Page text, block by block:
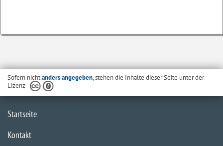
Sofern nichtanders angegeben, stehen die Inhalte dieser Seite unter der
Lizenz
Startseite
Kontakt